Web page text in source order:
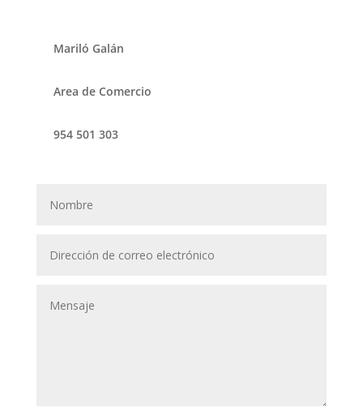
Mariló Galán
Area de Comercio
954 501 303